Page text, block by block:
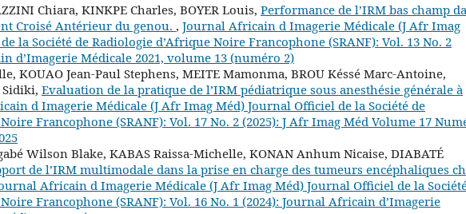
Chiara, KINKPE Charles, BOYER Louis, Performance de l’IRM bas champ
Croisé Antérieur du genou. , Journal Africain d Imagerie Médicale (J Afr Imag
la Société de Radiologie d’Afrique Noire Francophone (SRANF): Vol. 13 No. 2
d’Imagerie Médicale 2021, volume 13 (numéro 2)
KOUAO Jean-Paul Stephens, MEITE Mamonma, BROU Késsé Marc-Antoine,
Sidiki, Evaluation de la pratique de l’IRM pédiatrique sous anesthésie générale à
d Imagerie Médicale (J Afr Imag Méd) Journal Officiel de la Société de
Francophone (SRANF): Vol. 17 No. 2 (2025): J Afr Imag Méd Volume 17
Wilson Blake, KABAS Raissa-Michelle, KONAN Anhum Nicaise, DIABATÉ
de l’IRM multimodale dans la prise en charge des tumeurs encéphaliques
Africain d Imagerie Médicale (J Afr Imag Méd) Journal Officiel de la
Francophone (SRANF): Vol. 16 No. 1 (2024): Journal Africain d’Imagerie